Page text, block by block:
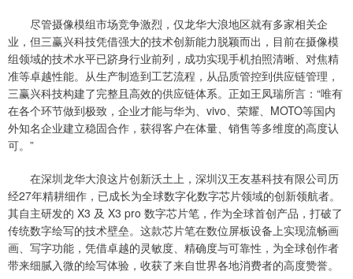
尽管摄像模组市场竞争激烈，仅龙华大浪地区就有多家相关企
业，但三赢兴科技凭借强大的技术创新能力脱颖而出，目前在摄像模
组领域的技术水平已跻身行业前列，成功实现手机拍照清晰、对焦精
准等卓越性能。从生产制造到工艺流程，从品质管控到供应链管理，
三赢兴科技构建了完整且高效的供应链体系。正如王凤瑞所言：“唯有
在各个环节做到极致，企业才能与华为、vivo、荣耀、MOTO等国内
外知名企业建立稳固合作，获得客户在体量、销售等多维度的高度认
可。”
在深圳龙华大浪这片创新沃土上，深圳汉王友基科技有限公司历
经27年精耕细作，已成长为全球数字化数字芯片领域的创新领航者。
其自主研发的 X3 及 X3 pro 数字芯片笔，作为全球首创产品，打破了
传统数字绘写的技术壁垒。这款芯片笔在数位屏板设备上实现流畅画
画、写字功能，凭借卓越的灵敏度、精确度与可靠性，为全球创作者
带来细腻入微的绘写体验，收获了来自世界各地消费者的高度赞誉。